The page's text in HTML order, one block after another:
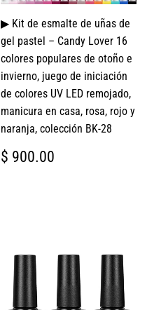
▶ Kit de esmalte de uñas de
gel pastel – Candy Lover 16
colores populares de otoño e
invierno, juego de iniciación
de colores UV LED remojado,
manicura en casa, rosa, rojo y
naranja, colección BK-28
PRECIO
HABITUAL
$ 900.00